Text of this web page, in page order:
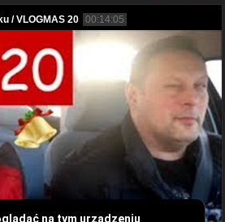
/ VLOGMAS 20 00:14:05
na tym urządzeniu